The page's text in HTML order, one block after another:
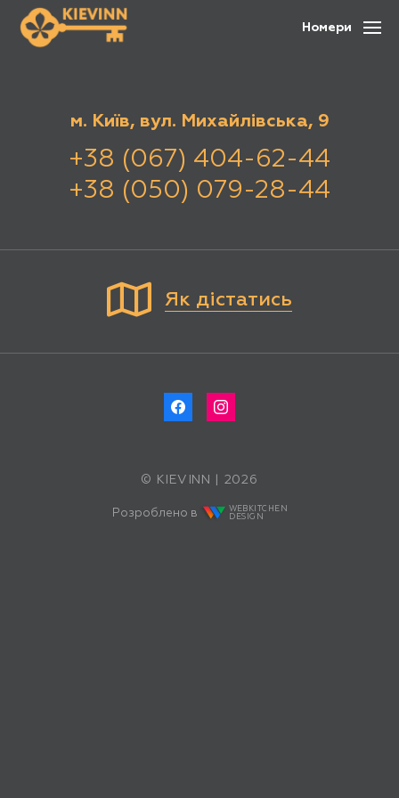
Номери
Як дістатись
м. Київ, вул. Михайлівська, 9
+38 (067) 404-62-44
+38 (050) 079-28-44
© KIEVINN | 2026
Розроблено в
WEBKITCHEN
DESIGN